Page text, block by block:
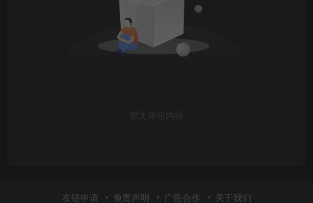
暂无评论内容
友链申请 免责声明 广告合作 关于我们